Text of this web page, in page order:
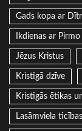
Gads kopa ar
Ikdienas ar
Jēzus Kristus
Kristīgā dzīve
Kristīgās ētikas
Lasāmviela